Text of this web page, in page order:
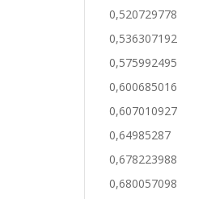
0,520729778
0,536307192
0,575992495
0,600685016
0,607010927
0,64985287
0,678223988
0,680057098